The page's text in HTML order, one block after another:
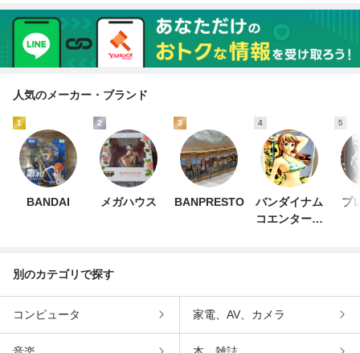
人気のメーカー・ブランド
1
BANDAI
2
メガハウス
3
BANPRESTO
4
バンダイナム
コエンターテ
5
プ
別のカテゴリで探す
コンピュータ 家電、AV、カメラ